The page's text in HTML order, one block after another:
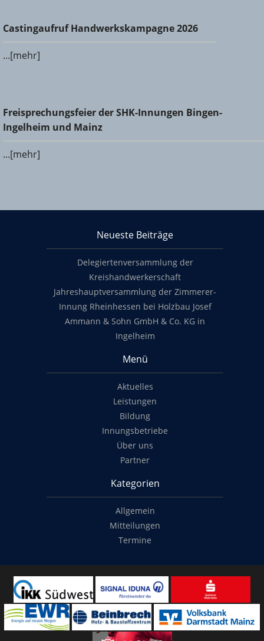
Castingaufruf Handwerkskampagne 2026
Castingaufruf Handwerkskampagne 2026
...[mehr]
Freisprechungsfeier der SHK-Innungen Bingen-Ingelheim
und Mainz
Freisprechungsfeier der SHK-Innungen Bingen-
Ingelheim und Mainz
...[mehr]
Neueste Beiträge
Delegiertenversammlung der
Kreishandwerkerschaft
Jahreshauptversammlung der Zimmerer-
Innung Rheinhessen bei Holzbau Josef
Ammann & Sohn GmbH & Co. KG in
Ingelheim
Menü
Aktuelles
Leistungen
Bildung
Innungsbetriebe
Über uns
Partner
Kategorien
Allgemein
Mitteilungen
Termine
© 2014-2022 Classymade GmbH. Alle Rechte vorbehalten.